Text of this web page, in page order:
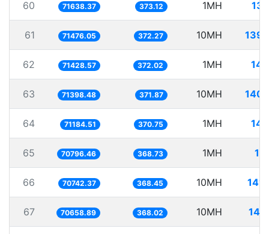
60 71638.37 373.12 1MH
61 71476.05 372.27 10MH
62 71428.57 372.02 1MH
63 71398.48 371.87 10MH
64 71184.51 370.75 1MH
65 70796.46 368.73 1MH
66 70742.37 368.45 10MH
67 70658.89 368.02 10MH